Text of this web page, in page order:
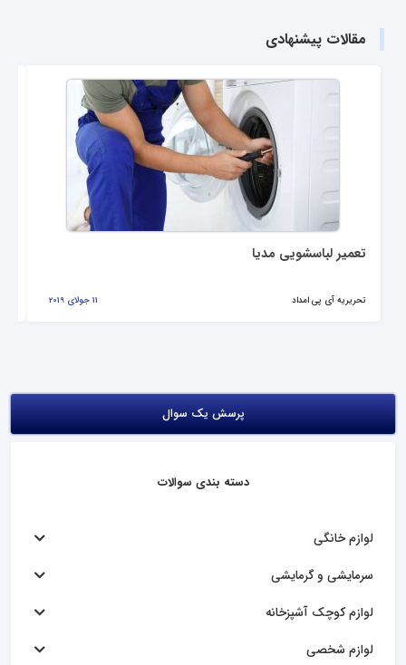
مقالات پیشنهادی
تعمیر لباسشویی مدیا
تحریریه آی پی امداد 11 جولای 2019
پرسش یک سوال
دسته بندی سوالات
لوازم خانگی
سرمایشی و گرمایشی
لوازم کوچک آشپزخانه
لوازم شخصی